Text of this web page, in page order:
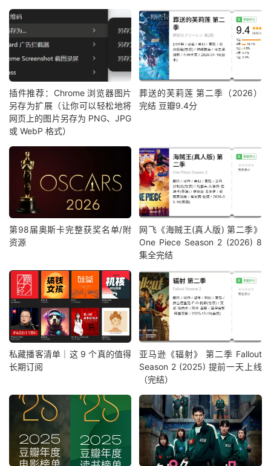
插件推荐：Chrome 浏览器图片
另存为扩展（让你可以轻松地将
网页上的图片另存为 PNG、JPG
或 WebP 格式）
葬送的芙莉莲 第二季（2026）
完结 豆瓣9.4分
第98届奥斯卡完整获奖名单/附
资源
网飞《海贼王(真人版) 第二季》
One Piece Season 2 (2026) 8
集全完结
私藏播客清单｜这 9 个真的值得
长期订阅
亚马逊《辐射》 第二季 Fallout
Season 2 (2025) 提前一天上线
（完结）